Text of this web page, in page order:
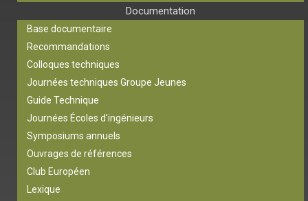
Documentation
Base documentaire
Recommandations
Colloques techniques
Journées techniques Groupe Jeunes
Guide Technique
Journées Écoles d’ingénieurs
Symposiums annuels
Ouvrages de références
Club Européen
Lexique